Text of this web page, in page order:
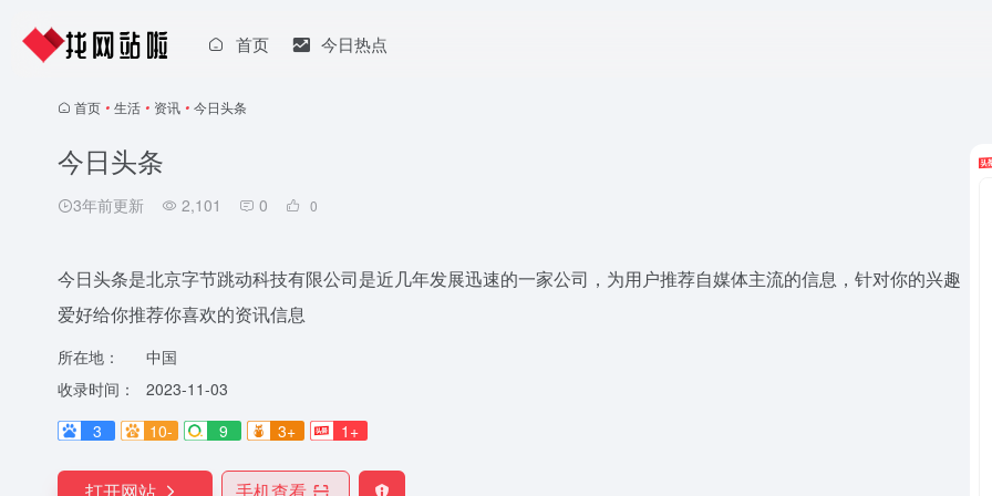
首页 今日热点
首页 • 生活 • 资讯 • 今日头条
今日头条
3年前更新 2,101 0 0
今日头条是北京字节跳动科技有限公司是近几年发展迅速的一家公司，为用户推荐自媒体主流的信息，针对你的兴趣
爱好给你推荐你喜欢的资讯信息
所在地：
中国
收录时间：
2023-11-03
3
10- 9 3+ 1+